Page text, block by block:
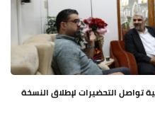
تواصل التحضيرات لإطلاق النسخة